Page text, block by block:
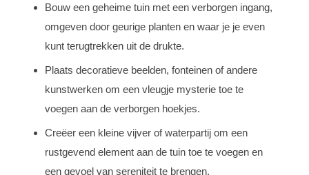
Bouw een geheime tuin met een verborgen ingang,
omgeven door geurige planten en waar je je even
kunt terugtrekken uit de drukte.
Plaats decoratieve beelden, fonteinen of andere
kunstwerken om een vleugje mysterie toe te
voegen aan de verborgen hoekjes.
Creëer een kleine vijver of waterpartij om een
rustgevend element aan de tuin toe te voegen en
een gevoel van sereniteit te brengen.